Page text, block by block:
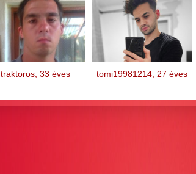
traktoros, 33 éves tomi19981214, 27 éves